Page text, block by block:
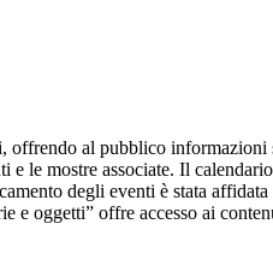
offrendo al pubblico
le mostre associate. Il
degli eventi è stata
e oggetti” offre accesso ai